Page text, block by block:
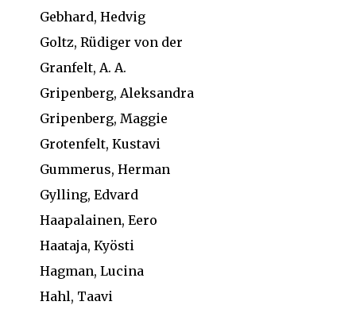
Gebhard, Hedvig
Goltz, Rüdiger von der
Granfelt, A. A.
Gripenberg, Aleksandra
Gripenberg, Maggie
Grotenfelt, Kustavi
Gummerus, Herman
Gylling, Edvard
Haapalainen, Eero
Haataja, Kyösti
Hagman, Lucina
Hahl, Taavi